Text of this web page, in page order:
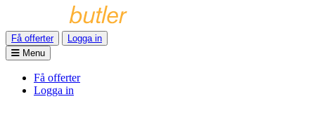
Få offerter
Logga in
Menu
Få offerter
Logga in